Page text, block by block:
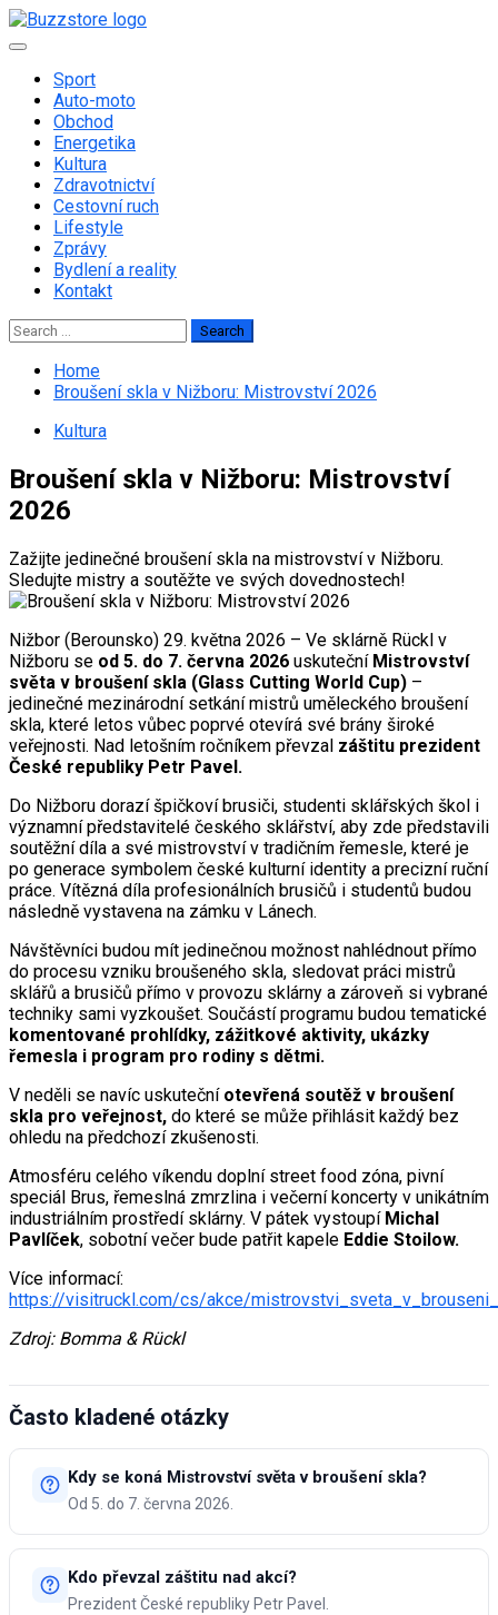
Skip
to
Primary
Sport
Auto-moto
Obchod
Energetika
Kultura
Zdravotnictví
Cestovní ruch
Lifestyle
Zprávy
Bydlení a reality
Kontakt
Search
for:
Home
Broušení skla v Nižboru: Mistrovství 2026
Kultura
Broušení skla v Nižboru: Mistrovství
2026
Zažijte jedinečné broušení skla na mistrovství v Nižboru.
Sledujte mistry a soutěžte ve svých dovednostech!
Nižbor (Berounsko) 29. května 2026 – Ve sklárně Rückl v
Nižboru se od 5. do 7. června 2026 uskuteční Mistrovství
světa v broušení skla (Glass Cutting World Cup) –
jedinečné mezinárodní setkání mistrů uměleckého broušení
skla, které letos vůbec poprvé otevírá své brány široké
veřejnosti. Nad letošním ročníkem převzal záštitu prezident
České republiky Petr Pavel.
Do Nižboru dorazí špičkoví brusiči, studenti sklářských škol i
významní představitelé českého sklářství, aby zde představili
soutěžní díla a své mistrovství v tradičním řemesle, které je
po generace symbolem české kulturní identity a precizní ruční
práce. Vítězná díla profesionálních brusičů i studentů budou
následně vystavena na zámku v Lánech.
Návštěvníci budou mít jedinečnou možnost nahlédnout přímo
do procesu vzniku broušeného skla, sledovat práci mistrů
sklářů a brusičů přímo v provozu sklárny a zároveň si vybrané
techniky sami vyzkoušet. Součástí programu budou tematické
komentované prohlídky, zážitkové aktivity, ukázky
řemesla i program pro rodiny s dětmi.
V neděli se navíc uskuteční otevřená soutěž v broušení
skla pro veřejnost, do které se může přihlásit každý bez
ohledu na předchozí zkušenosti.
Atmosféru celého víkendu doplní street food zóna, pivní
speciál Brus, řemeslná zmrzlina i večerní koncerty v unikátním
industriálním prostředí sklárny. V pátek vystoupí Michal
Pavlíček, sobotní večer bude patřit kapele Eddie Stoilow.
Více informací:
https://visitruckl.com/cs/akce/
Zdroj: Bomma & Rückl
Často kladené otázky
Kdy se koná Mistrovství světa v broušení skla?
Od 5. do 7. června 2026.
Kdo převzal záštitu nad akcí?
Prezident České republiky Petr Pavel.